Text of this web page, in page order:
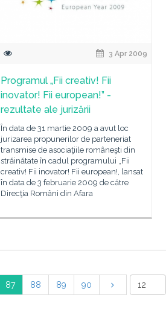
3 Apr 2009
Programul „Fii creativ! Fii
inovator! Fii european!” -
rezultate ale jurizării
În data de 31 martie 2009 a avut loc
jurizarea propunerilor de parteneriat
transmise de asociaţiile româneşti din
străinătate în cadul programului „Fii
creativ! Fii inovator! Fii european!, lansat
în data de 3 februarie 2009 de către
Direcţia Români din Afara
87 88 89 90